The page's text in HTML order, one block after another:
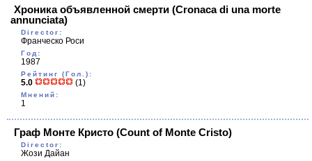
Хроника объявленной смерти (Cronaca di una morte
annunciata)
Director:
Франческо Роси
Год:
1987
Рейтинг (Гол.):
5.0 (1)
Мнений:
1
Граф Монте Кристо (Count of Monte Cristo)
Director:
Жози Дайан